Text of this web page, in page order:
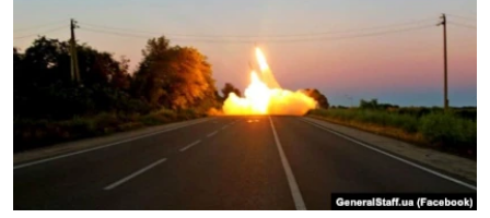
ПРОПАВШИЕ БЕЗ ВЕСТИ
ПОБЕДИТЕЛЕЙ НЕ СУДЯТ?
КРЫМ.НЕПОКОРЕННЫЙ
ELIFBE
Qırımtatar
ПРИСОЕДИНЯЙТЕСЬ!